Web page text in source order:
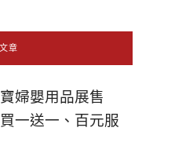
章
婦嬰用品展售
一送一、百元服